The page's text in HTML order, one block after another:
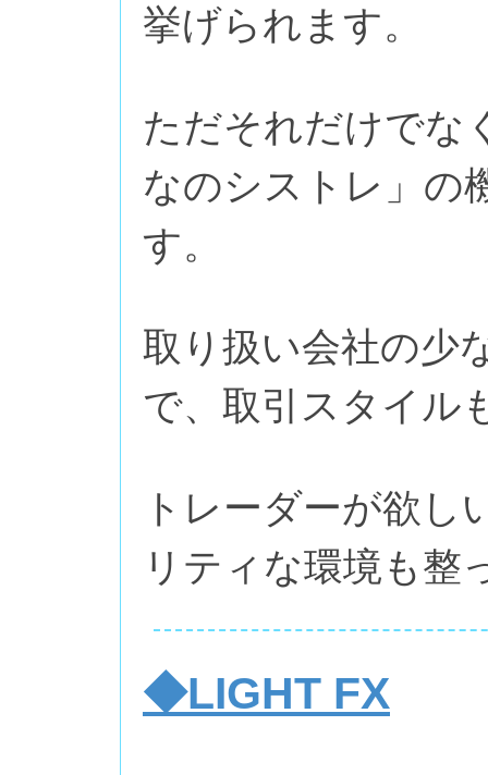
挙げられます。
ただそれだけでな
なのシストレ」の
す。
取り扱い会社の少
で、取引スタイル
トレーダーが欲し
リティな環境も整
◆LIGHT FX